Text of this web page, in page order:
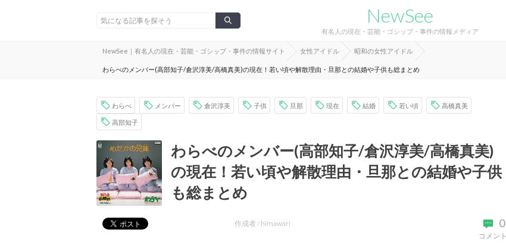
NewSee
有名人の現在・芸能・ゴシップ・事件の情報メディア
NewSee｜有名人の現在・芸能・ゴシップ・事件の情報サイト 女性アイドル 昭和の女性アイドル
わらべのメンバー(高部知子/倉沢淳美/高橋真美)の現在！若い頃や解散理由・旦那との結婚や子供も総まとめ
わらべ メンバー 倉沢淳美 子供 旦那 現在 結婚 若い頃 高橋真美
高部知子
わらべのメンバー(高部知子/倉沢淳美/高橋真美)
の現在！若い頃や解散理由・旦那との結婚や子供
も総まとめ
0
コメント
作成者 / himawari